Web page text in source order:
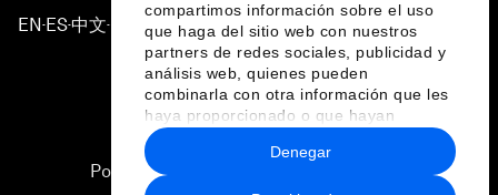
compartimos información sobre el uso
que haga del sitio web con nuestros
partners de redes sociales, publicidad y
análisis web, quienes pueden
combinarla con otra información que les
haya proporcionado o que hayan
recopilado a partir del uso que haya
hecho de sus servicios.
Denegar
EN ▪ES▪中文▪ 日本語
Política de privacidad y normas de uso